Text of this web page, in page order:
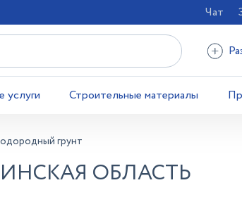
Чат
услуги Строительные материалы
грунт
ОБЛАСТЬ